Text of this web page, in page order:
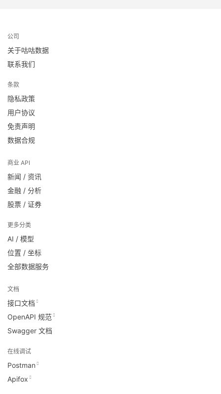
公司
关于咕咕数据
联系我们
条款
隐私政策
用户协议
免责声明
数据合规
商业 API
新闻 / 资讯
金融 / 分析
股票 / 证券
更多分类
AI / 模型
位置 / 坐标
全部数据服务
文档
接口文档
OpenAPI 规范
Swagger 文档
在线调试
Postman
Apifox